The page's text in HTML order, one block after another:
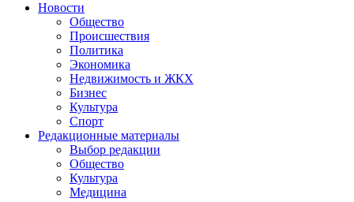
Новости
Общество
Происшествия
Политика
Экономика
Недвижимость и ЖКХ
Бизнес
Культура
Спорт
Редакционные материалы
Выбор редакции
Общество
Культура
Медицина